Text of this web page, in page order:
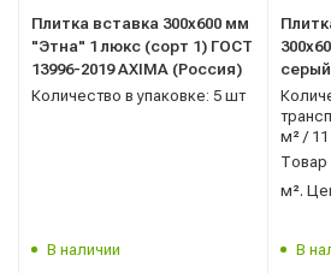
Плитка вставка 300x600 мм
"Этна" 1 люкс (сорт 1) ГОСТ
13996-2019 AXIMA (Россия)
Количество в упаковке: 5 шт
В наличии
м² /
Товар
м².
В